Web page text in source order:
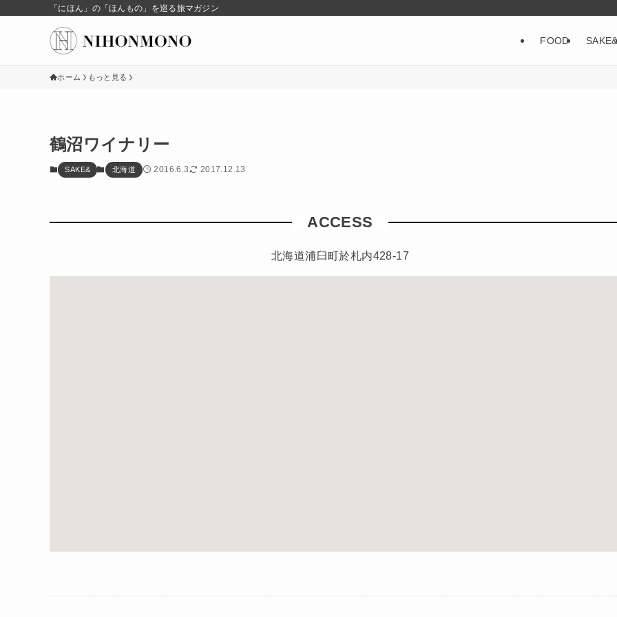
「にほん」の「ほんもの」を巡る旅マガジン
FOOD
ホーム もっと見る
鶴沼ワイナリー
SAKE& 北海道 2016.6.3 2017.12.13
ACCESS
北海道浦臼町於札内428-17